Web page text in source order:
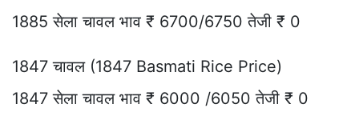
1885 सेला चावल भाव ₹ 6700/6750 तेजी ₹ 0
1847 चावल (1847 Basmati Rice Price)
1847 सेला चावल भाव ₹ 6000 /6050 तेजी ₹ 0